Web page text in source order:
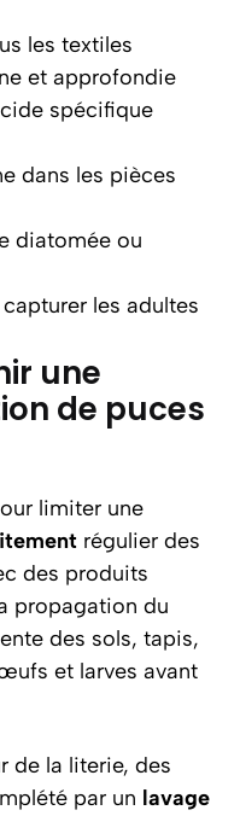
les textiles
et approfondie
spécifique
dans les pièces
diatomée ou
les adultes
une
de puces
limiter une
régulier des
des produits
propagation du
des sols, tapis,
et larves avant
de la literie, des
par un lavage